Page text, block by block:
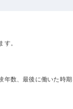
。
年数、最後に働いた時